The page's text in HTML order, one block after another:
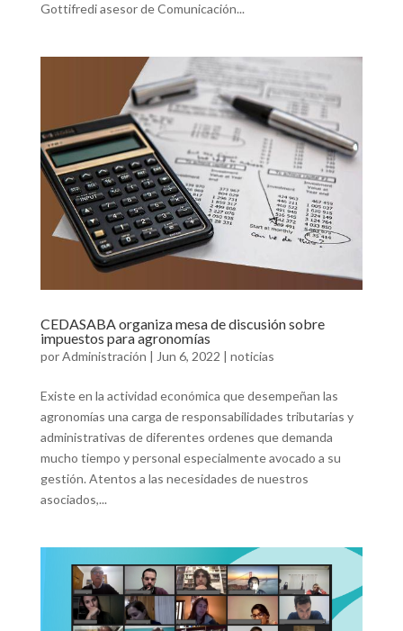
Gottifredi asesor de Comunicación...
CEDASABA organiza mesa de discusión sobre
impuestos para agronomías
porAdministración | Jun 6, 2022 | noticias
Existe en la actividad económica que desempeñan las
agronomías una carga de responsabilidades tributarias y
administrativas de diferentes ordenes que demanda
mucho tiempo y personal especialmente avocado a su
gestión. Atentos a las necesidades de nuestros
asociados,...